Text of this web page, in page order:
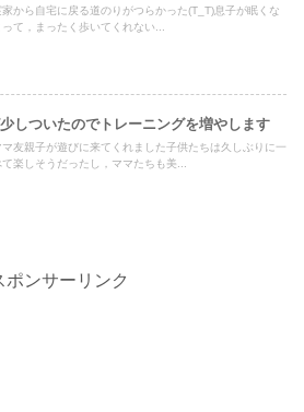
家から自宅に戻る道のりがつらかった(T_T)息子が眠くな
って，まったく歩いてくれない...
しついたのでトレーニングを増やします
マ友親子が遊びに来てくれました子供たちは久しぶりに一
楽しそうだったし，ママたちも美...
ポンサーリンク